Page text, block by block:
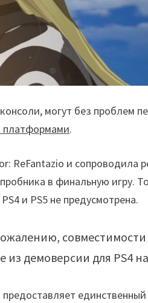
могут без проблем
платформами.
и сопроводила
в финальную игру.
и PS5 не предусмотрена.
совместимости
демоверсии для PS4